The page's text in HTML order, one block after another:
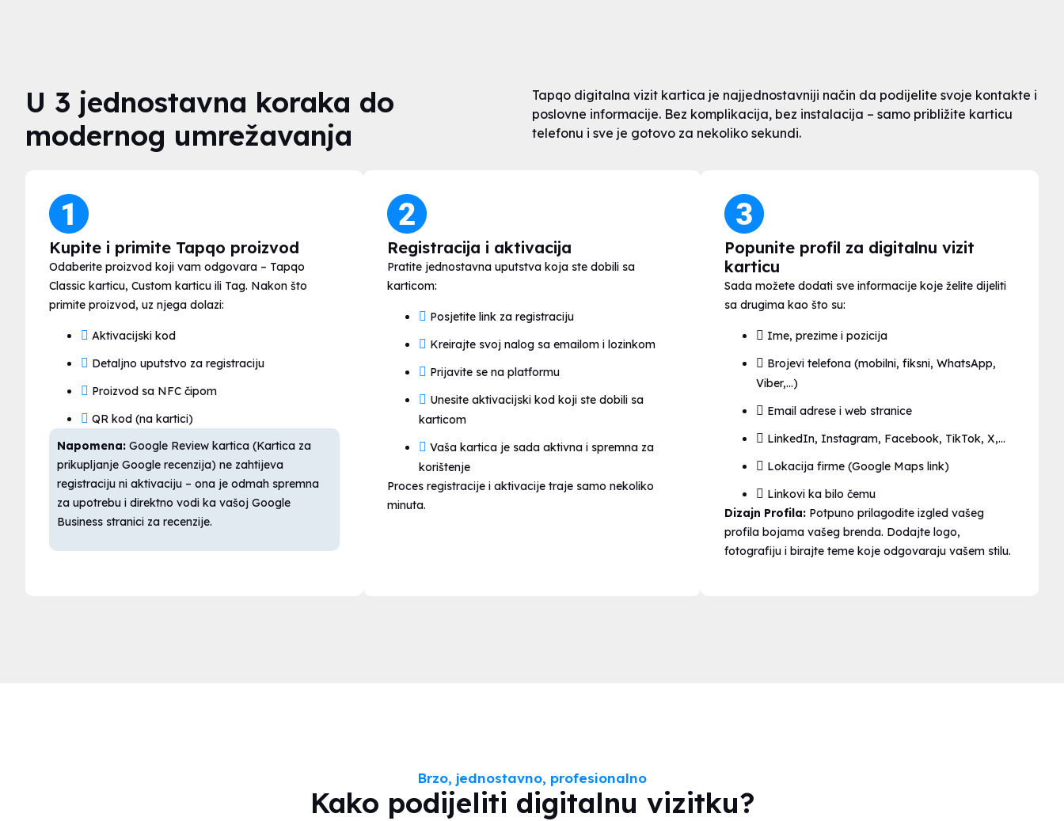
U 3 jednostavna koraka do
modernog umrežavanja
Tapqo digitalna vizit kartica je najjednostavniji način da podijelite svoje kontakte i
poslovne informacije. Bez komplikacija, bez instalacija – samo približite karticu
telefonu i sve je gotovo za nekoliko sekundi.
Kupite i primite Tapqo proizvod
Odaberite proizvod koji vam odgovara – Tapqo
Classic karticu, Custom karticu ili Tag. Nakon što
primite proizvod, uz njega dolazi:
Aktivacijski kod
Detaljno uputstvo za registraciju
Proizvod sa NFC čipom
QR kod (na kartici)
Napomena: Google Review kartica (Kartica za
prikupljanje Google recenzija) ne zahtijeva
registraciju ni aktivaciju – ona je odmah spremna
za upotrebu i direktno vodi ka vašoj Google
Business stranici za recenzije.
Registracija i aktivacija
Pratite jednostavna uputstva koja ste dobili sa
karticom:
Posjetite link za registraciju
Kreirajte svoj nalog sa emailom i lozinkom
Prijavite se na platformu
Unesite aktivacijski kod koji ste dobili sa
karticom
Vaša kartica je sada aktivna i spremna za
korištenje
Proces registracije i aktivacije traje samo nekoliko
minuta.
Popunite profil za digitalnu vizit
karticu
Sada možete dodati sve informacije koje želite dijeliti
sa drugima kao što su:
Ime, prezime i pozicija
Brojevi telefona (mobilni, fiksni, WhatsApp,
Viber,...)
Email adrese i web stranice
LinkedIn, Instagram, Facebook, TikTok, X,...
Lokacija firme (Google Maps link)
Linkovi ka bilo čemu
Dizajn Profila: Potpuno prilagodite izgled vašeg
profila bojama vašeg brenda. Dodajte logo,
fotografiju i birajte teme koje odgovaraju vašem stilu.
Brzo, jednostavno, profesionalno
Kako podijeliti digitalnu vizitku?